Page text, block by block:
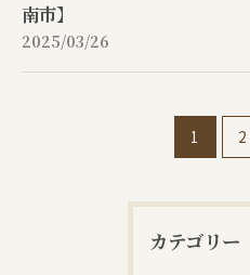
南市】
2025/03/26
1 2
カテゴリー